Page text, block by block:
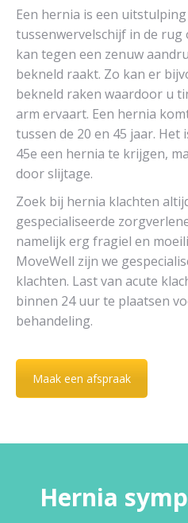
Een hernia is een
tussenwervelschijf in de
kan tegen een zenuw
bekneld raakt. Zo kan er
bekneld raken waardoor u
arm ervaart. Een hernia
tussen de 20 en 45 jaar.
45e een hernia te krijgen,
door slijtage.
Zoek bij hernia klachten
gespecialiseerde
namelijk erg fragiel en
MoveWell zijn we
klachten. Last van acute
binnen 24 uur te plaatsen
behandeling.
Maak een afspraak
Hernia